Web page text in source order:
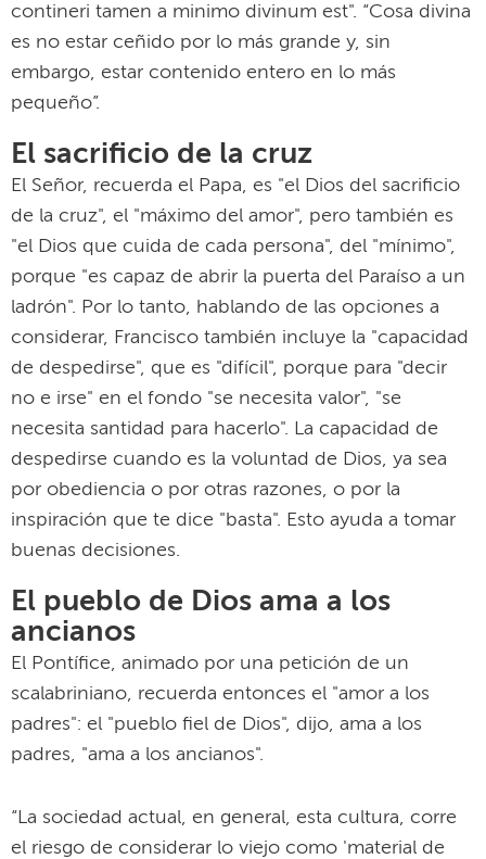
contineri tamen a minimo divinum est". “Cosa divina
es no estar ceñido por lo más grande y, sin
embargo, estar contenido entero en lo más
pequeño”.
El sacrificio de la cruz
El Señor, recuerda el Papa, es "el Dios del sacrificio
de la cruz", el "máximo del amor", pero también es
"el Dios que cuida de cada persona", del "mínimo",
porque "es capaz de abrir la puerta del Paraíso a un
ladrón". Por lo tanto, hablando de las opciones a
considerar, Francisco también incluye la "capacidad
de despedirse", que es "difícil", porque para "decir
no e irse" en el fondo "se necesita valor", "se
necesita santidad para hacerlo". La capacidad de
despedirse cuando es la voluntad de Dios, ya sea
por obediencia o por otras razones, o por la
inspiración que te dice "basta". Esto ayuda a tomar
buenas decisiones.
El pueblo de Dios ama a los
ancianos
El Pontífice, animado por una petición de un
scalabriniano, recuerda entonces el "amor a los
padres": el "pueblo fiel de Dios", dijo, ama a los
padres, "ama a los ancianos".
“La sociedad actual, en general, esta cultura, corre
el riesgo de considerar lo viejo como 'material de